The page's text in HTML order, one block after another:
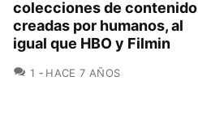
colecciones de contenido
creadas por humanos, al
igual que HBO y Filmin
1 COMENTARIOS
HACE 7 AÑOS